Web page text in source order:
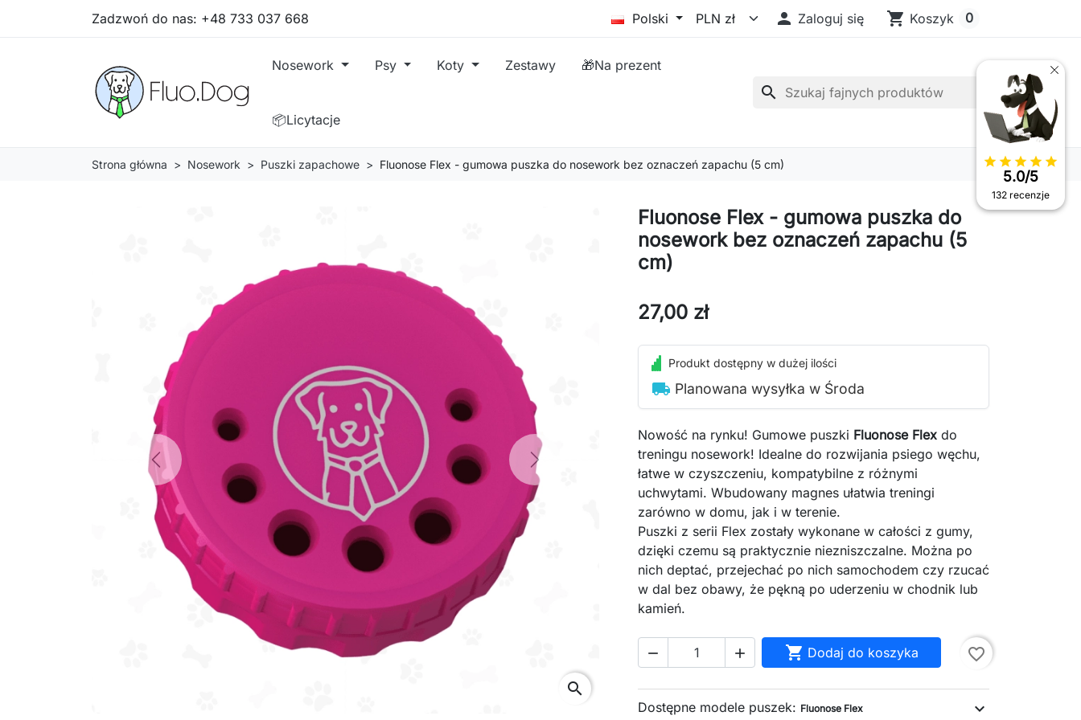
Zadzwoń do nas: +48 733 037 668 Polski  Zaloguj się shopping_cart Koszyk 0
Nosework Psy Koty Zestawy 🎁Na prezent
📦Licytacje
search
Strona główna Nosework Puszki zapachowe Fluonose Flex - gumowa puszka do nosework bez oznaczeń zapachu (5 cm)
Previous Next
search
Fluonose Flex - gumowa puszka do
nosework bez oznaczeń zapachu (5
cm)
27,00 zł
Produkt dostępny w dużej ilości
local_shipping Planowana wysyłka w Środa
Nowość na rynku! Gumowe puszki Fluonose Flex do
treningu nosework! Idealne do rozwijania psiego węchu,
łatwe w czyszczeniu, kompatybilne z różnymi
uchwytami. Wbudowany magnes ułatwia treningi
zarówno w domu, jak i w terenie.
Puszki z serii Flex zostały wykonane w całości z gumy,
dzięki czemu są praktycznie niezniszczalne. Można po
nich deptać, przejechać po nich samochodem czy rzucać
w dal bez obawy, że pękną po uderzeniu w chodnik lub
kamień.
   Dodaj do koszyka favorite_border
Dostępne modele puszek: Fluonose Flex expand_more
star star star star star
5.0/5
132 recenzje